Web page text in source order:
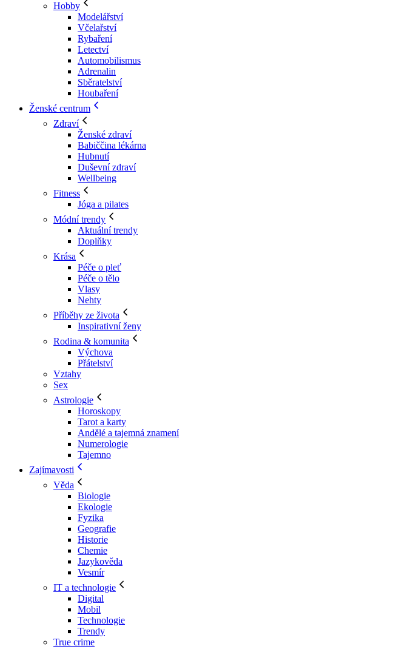
Hobby
Modelářství
Včelařství
Rybaření
Letectví
Automobilismus
Adrenalin
Sběratelství
Houbaření
Ženské centrum
Zdraví
Ženské zdraví
Babiččina lékárna
Hubnutí
Duševní zdraví
Wellbeing
Fitness
Jóga a pilates
Módní trendy
Aktuální trendy
Doplňky
Krása
Péče o pleť
Péče o tělo
Vlasy
Nehty
Příběhy ze života
Inspirativní ženy
Rodina & komunita
Výchova
Přátelství
Vztahy
Sex
Astrologie
Horoskopy
Tarot a karty
Andělé a tajemná znamení
Numerologie
Tajemno
Zajímavosti
Věda
Biologie
Ekologie
Fyzika
Geografie
Historie
Chemie
Jazykověda
Vesmír
IT a technologie
Digital
Mobil
Technologie
Trendy
True crime